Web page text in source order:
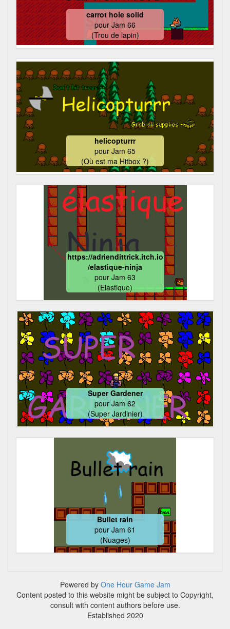
carrot hole solid
pour Jam 66
(Trou de lapin)
helicopturrr
pour Jam 65
(Où est ma Hitbox ?)
https://adriendittrick.itch.io
/elastique-ninja
pour Jam 63
(Elastique)
Super Gardener
pour Jam 62
(Super Jardinier)
Bullet rain
pour Jam 61
(Nuages)
Powered by One Hour Game Jam
Content posted to this website might be subject to Copyright,
consult with content authors before use.
Established 2020